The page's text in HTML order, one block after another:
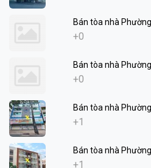
Bán tòa nhà
+0
Bán tòa nhà
+0
Bán tòa nhà
+1
Bán tòa nhà
+1